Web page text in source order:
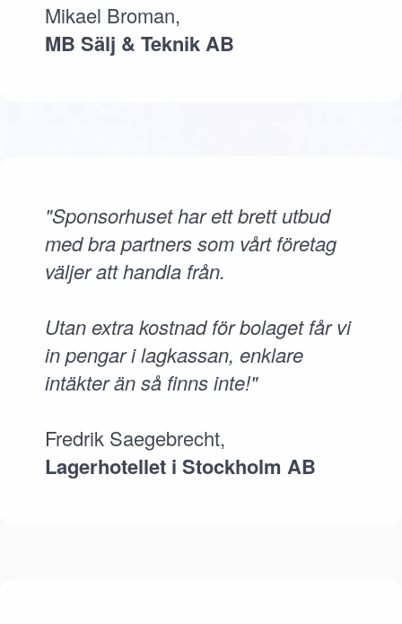
Mikael Broman,
MB Sälj & Teknik AB
"Sponsorhuset har ett brett utbud
med bra partners som vårt företag
väljer att handla från.
Utan extra kostnad för bolaget får vi
in pengar i lagkassan, enklare
intäkter än så finns inte!"
Fredrik Saegebrecht,
Lagerhotellet i Stockholm AB